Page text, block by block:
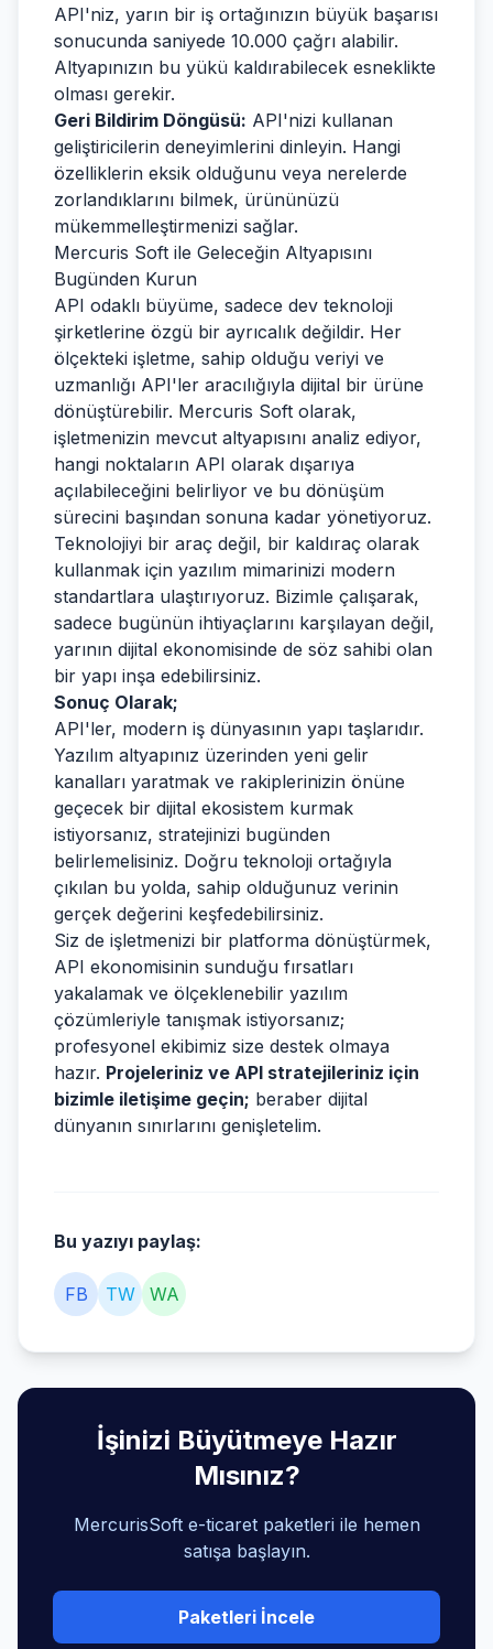
API'niz, yarın bir iş ortağınızın büyük başarısı
sonucunda saniyede 10.000 çağrı alabilir.
Altyapınızın bu yükü kaldırabilecek esneklikte
olması gerekir.
Geri Bildirim Döngüsü: API'nizi kullanan
geliştiricilerin deneyimlerini dinleyin. Hangi
özelliklerin eksik olduğunu veya nerelerde
zorlandıklarını bilmek, ürününüzü
mükemmelleştirmenizi sağlar.
Mercuris Soft ile Geleceğin Altyapısını
Bugünden Kurun
API odaklı büyüme, sadece dev teknoloji
şirketlerine özgü bir ayrıcalık değildir. Her
ölçekteki işletme, sahip olduğu veriyi ve
uzmanlığı API'ler aracılığıyla dijital bir ürüne
dönüştürebilir. Mercuris Soft olarak,
işletmenizin mevcut altyapısını analiz ediyor,
hangi noktaların API olarak dışarıya
açılabileceğini belirliyor ve bu dönüşüm
sürecini başından sonuna kadar yönetiyoruz.
Teknolojiyi bir araç değil, bir kaldıraç olarak
kullanmak için yazılım mimarinizi modern
standartlara ulaştırıyoruz. Bizimle çalışarak,
sadece bugünün ihtiyaçlarını karşılayan değil,
yarının dijital ekonomisinde de söz sahibi olan
bir yapı inşa edebilirsiniz.
Sonuç Olarak;
API'ler, modern iş dünyasının yapı taşlarıdır.
Yazılım altyapınız üzerinden yeni gelir
kanalları yaratmak ve rakiplerinizin önüne
geçecek bir dijital ekosistem kurmak
istiyorsanız, stratejinizi bugünden
belirlemelisiniz. Doğru teknoloji ortağıyla
çıkılan bu yolda, sahip olduğunuz verinin
gerçek değerini keşfedebilirsiniz.
Siz de işletmenizi bir platforma dönüştürmek,
API ekonomisinin sunduğu fırsatları
yakalamak ve ölçeklenebilir yazılım
çözümleriyle tanışmak istiyorsanız;
profesyonel ekibimiz size destek olmaya
hazır. Projeleriniz ve API stratejileriniz için
bizimle iletişime geçin; beraber dijital
dünyanın sınırlarını genişletelim.
Bu yazıyı paylaş:
FB TW WA
İşinizi Büyütmeye Hazır
Mısınız?
MercurisSoft e-ticaret paketleri ile hemen
satışa başlayın.
Paketleri İncele